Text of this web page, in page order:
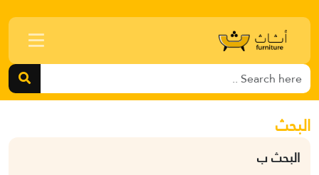
البحث
البحث ب